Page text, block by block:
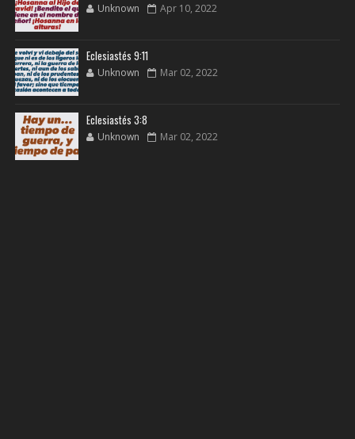
Unknown Apr 10, 2022
Eclesiastés 9:11
Unknown Mar 02, 2022
Eclesiastés 3:8
Unknown Mar 02, 2022